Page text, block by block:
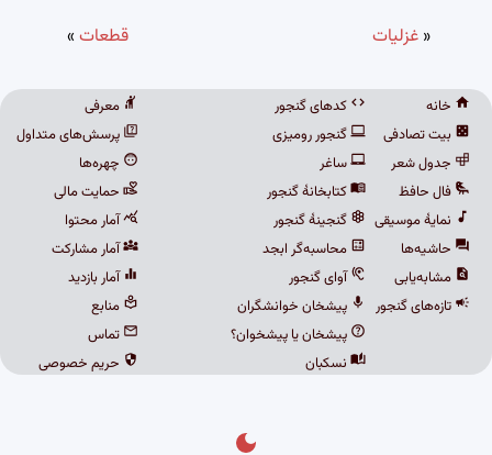
قطعات » « غزلیات
خانه
بیت تصادفی
جدول شعر
فال حافظ
نمایهٔ موسیقی
حاشیه‌ها
مشابه‌یابی
تازه‌های گنجور
کدهای گنجور
گنجور رومیزی
ساغر
کتابخانهٔ گنجور
گنجینهٔ گنجور
محاسبه‌گر ابجد
آوای گنجور
پیشخان خوانشگران
پیشخان یا پیشخوان؟
نسکبان
معرفی
پرسش‌های متداول
چهره‌ها
حمایت مالی
آمار محتوا
آمار مشارکت
آمار بازدید
منابع
تماس
حریم خصوصی